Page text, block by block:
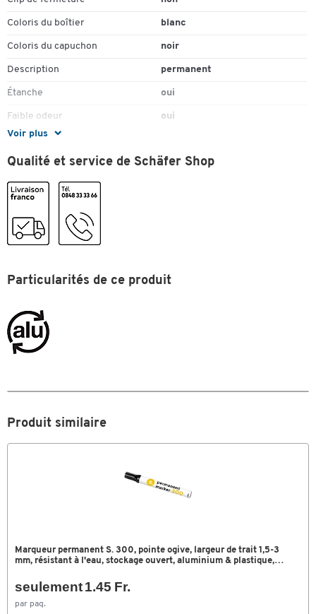
Voir plus
Coloris du boîtier blanc
Coloris du capuchon noir
Description permanent
Étanche oui
Faible odeur oui
Matériau corps
Matériau du capuchon plastique
Nombre de marqueurs
Peut rester ouvert (sans
capuchon)
Pièce(s) par paquet
Pointe ronde oui
Résistant à la lumière
Trait
Coloris noir
Dimensions
Qualité et service de Schäfer Shop
Particularités de ce produit
Produit similaire
Marqueur permanent S. 300, pointe ogive, largeur de trait 1,5-3
mm, résistant à l'eau, stockage ouvert, aluminium & plastique,
seulement 1.45 Fr.
par paq.